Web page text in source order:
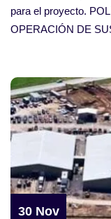
para el proyecto.
OPERACIÓN DE
30 Nov